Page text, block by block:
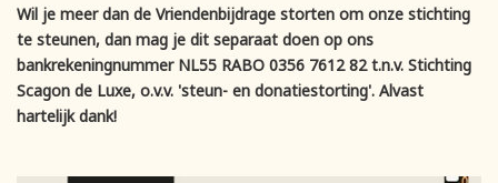
Wil je meer dan de Vriendenbijdrage storten om onze stichting
te steunen, dan mag je dit separaat doen op ons
bankrekeningnummer NL55 RABO 0356 7612 82 t.n.v. Stichting
Scagon de Luxe, o.v.v. 'steun- en donatiestorting'. Alvast
hartelijk dank!